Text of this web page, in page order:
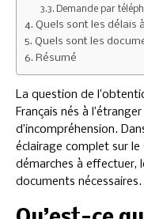
Demande par
Quels sont les délais
Quels sont les
Résumé
La question de
Français nés à
d’incompréhension.
éclairage complet sur
démarches à effectuer,
documents nécessaires.